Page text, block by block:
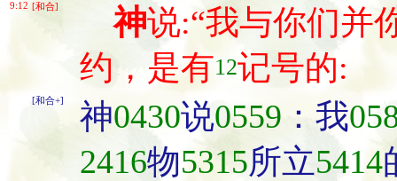
9:12 [和合] 神说:“我与你们并
约，是有12记号的:
[和合+] 神0430说0559 ：我
2416物5315所立5414